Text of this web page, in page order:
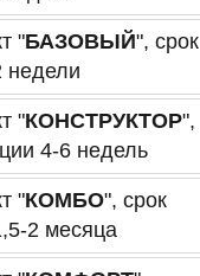
"БАЗОВЫЙ", срок
недели
"КОНСТРУКТОР",
4-6 недель
"КОМБО", срок
2 месяца